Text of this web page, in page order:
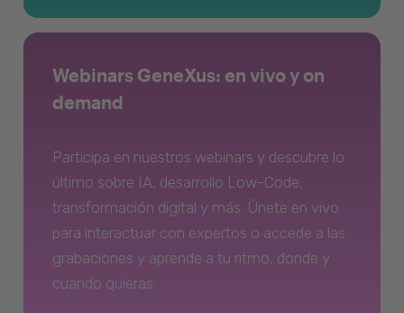
Webinars GeneXus: en vivo y on
demand
Participa en nuestros webinars y descubre lo
último sobre IA, desarrollo Low-Code,
transformación digital y más. Únete en vivo
para interactuar con expertos o accede a las
grabaciones y aprende a tu ritmo, donde y
cuando quieras.